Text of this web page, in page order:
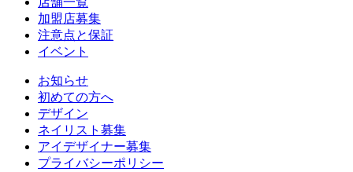
加盟店募集
注意点と保証
イベント
お知らせ
初めての方へ
デザイン
ネイリスト募集
アイデザイナー募集
プライバシーポリシー